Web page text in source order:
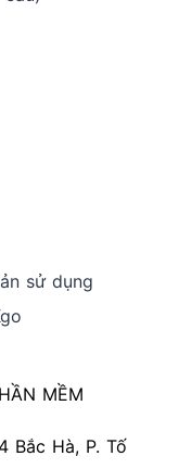
sử dụng
MỀM
Bắc Hà, P. Tố